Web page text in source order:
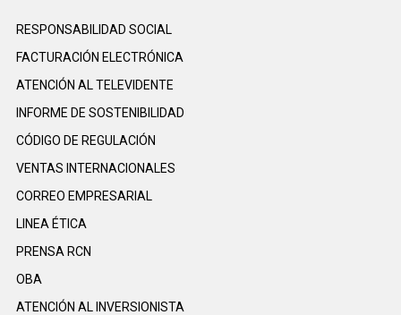
RESPONSABILIDAD SOCIAL
FACTURACIÓN ELECTRÓNICA
ATENCIÓN AL TELEVIDENTE
INFORME DE SOSTENIBILIDAD
CÓDIGO DE REGULACIÓN
VENTAS INTERNACIONALES
CORREO EMPRESARIAL
LINEA ÉTICA
PRENSA RCN
OBA
ATENCIÓN AL INVERSIONISTA